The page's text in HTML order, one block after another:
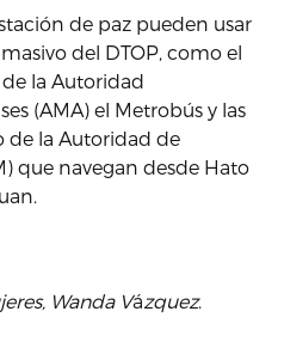
de paz pueden usar
del DTOP, como el
de la Autoridad
(AMA) el Metrobús y las
de la Autoridad de
que navegan desde Hato
Wanda Vázquez.